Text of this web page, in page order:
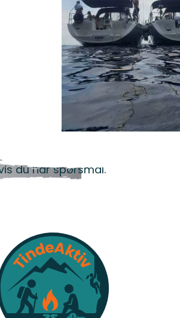
du har spørsmål.